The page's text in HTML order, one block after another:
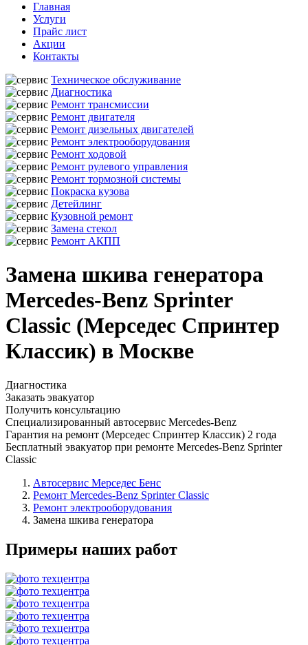
Главная
Услуги
Прайс лист
Акции
Контакты
Техническое обслуживание
Диагностика
Ремонт трансмиссии
Ремонт двигателя
Ремонт дизельных двигателей
Ремонт электрооборудования
Ремонт ходовой
Ремонт рулевого управления
Ремонт тормозной системы
Покраска кузова
Детейлинг
Кузовной ремонт
Замена стекол
Ремонт АКПП
Замена шкива генератора
Mercedes-Benz Sprinter
Classic (Мерседес Спринтер
Классик) в Москве
Диагностика
Заказать эвакуатор
Получить консультацию
Специализированный автосервис Mercedes-Benz
Гарантия на ремонт (Мерседес Спринтер Классик) 2 года
Бесплатный эвакуатор при ремонте Mercedes-Benz Sprinter
Classic
Автосервис Мерседес Бенс
Ремонт Mercedes-Benz Sprinter Classic
Ремонт электрооборудования
Замена шкива генератора
Примеры наших работ